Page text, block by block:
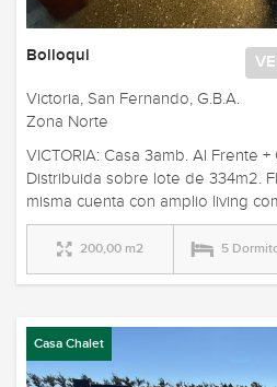
Bolloqui
Victoria, San Fernando, G.B.A.
Zona Norte
VICTORIA: Casa 3amb. Al Frente
Distribuida sobre lote de 334m2.
misma cuenta con amplio living
200,00 m2 5
Casa Chalet